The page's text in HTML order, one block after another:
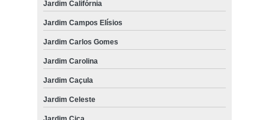
Jardim Califórnia
Jardim Campos Elísios
Jardim Carlos Gomes
Jardim Carolina
Jardim Caçula
Jardim Celeste